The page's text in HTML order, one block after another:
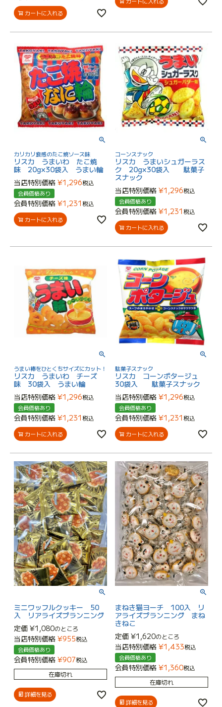
カートに入れる
カリカリ食感のたこ焼ソース味
リスカ うまいわ たこ焼
味 20g×30袋入 うまい輪
当店特別価格 ¥1,296税込
会員価格あり
会員特別価格 ¥1,231税込
カートに入れる
コーンスナック
リスカ うまいシュガーラス
ク 20g×30袋入 駄菓子
スナック
当店特別価格 ¥1,296税込
会員価格あり
会員特別価格 ¥1,231税込
カートに入れる
うまい棒をひとくちサイズにカット！
リスカ うまいわ チーズ
味 30袋入 うまい輪
当店特別価格 ¥1,296税込
会員価格あり
会員特別価格 ¥1,231税込
カートに入れる
駄菓子スナック
リスカ コーンポタージュ
30袋入 駄菓子スナック
当店特別価格 ¥1,296税込
会員価格あり
会員特別価格 ¥1,231税込
カートに入れる
ミニワッフルクッキー 50
入 リアライズプランニング
定価 ¥1,080のところ
当店特別価格 ¥955税込
会員価格あり
会員特別価格 ¥907税込
在庫切れ
詳細を見る
まねき猫ヨーチ 100入 リ
アライズプランニング まね
きねこ
定価 ¥1,620のところ
当店特別価格 ¥1,433税込
会員価格あり
会員特別価格 ¥1,360税込
在庫切れ
詳細を見る